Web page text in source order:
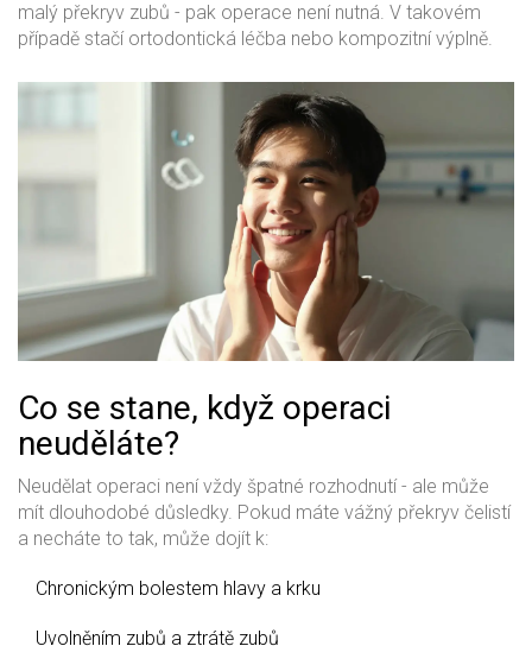
malý překryv zubů - pak operace není nutná. V takovém
případě stačí ortodontická léčba nebo kompozitní výplně.
Co se stane, když operaci
neuděláte?
Neudělat operaci není vždy špatné rozhodnutí - ale může
mít dlouhodobé důsledky. Pokud máte vážný překryv čelistí
a necháte to tak, může dojít k:
Chronickým bolestem hlavy a krku
Uvolněním zubů a ztrátě zubů